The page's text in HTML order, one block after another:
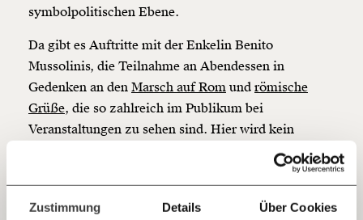
Zustimmung Details Über Cookies
Netz. Unabhängig und werbefrei. Und das wird auch
so bleiben. Kämpf’ mit uns für den Fortschritt und
unterstütze uns mit Deinem Mitgliedsbeitrag.
Du überweist lieber direkt?
Hier unsere IBAN: AT34 4300 0498 0007 6017
Kontoinhaber: Momentum Institut - Verein für
sozialen Fortschritt
Jetzt
einfach
symbolpolitischen Ebene.
Da gibt es Auftritte mit der Enkelin Benito
Mussolinis, die Teilnahme an Abendessen in
Gedenken an den Marsch auf Rom und römische
Grüße, die so zahlreich im Publikum bei
Veranstaltungen zu sehen sind. Hier wird kein
Umweg gegangen und kein Konkurrenzfaschismus
bemüht, wie es Teile der Neuen Rechten in anderen
Nationalsozialismus machen. Es ist eine klare und